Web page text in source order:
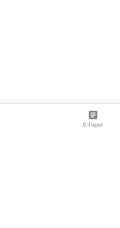
E-Paper